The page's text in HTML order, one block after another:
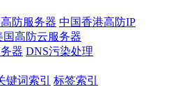
防服务器 中国香港高防IP
国高防云服务器
器 DNS污染处理
键词索引
标签索引